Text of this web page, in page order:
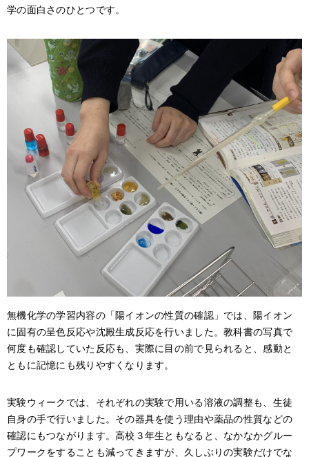
学の面白さのひとつです。
無機化学の学習内容の「陽イオンの性質の確認」では、陽イオン
に固有の呈色反応や沈殿生成反応を行いました。教科書の写真で
何度も確認していた反応も、実際に目の前で見られると、感動と
ともに記憶にも残りやすくなります。
実験ウィークでは、それぞれの実験で用いる溶液の調整も、生徒
自身の手で行いました。その器具を使う理由や薬品の性質などの
確認にもつながります。高校３年生ともなると、なかなかグルー
プワークをすることも減ってきますが、久しぶりの実験だけでな